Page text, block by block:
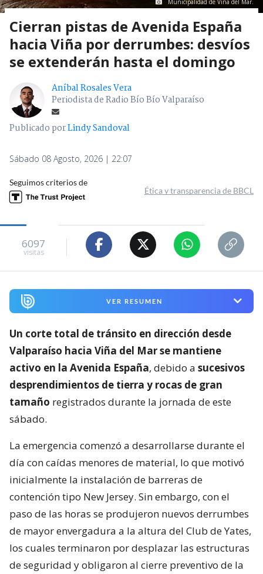
Cierran pistas de Avenida España
hacia Viña por derrumbes: desvíos
se extenderán hasta el domingo
Aníbal Rosales Vera
Periodista de Radio Bío Bío Valparaíso
Publicado porLindy Sandoval
Sábado 08 Agosto, 2026 | 22:07
Seguimos criterios de
Ética y transparencia de BBCL
6097
visitas
VER RESUMEN
Un corte total de tránsito en dirección desde
Valparaíso hacia Viña del Mar se mantiene
activo en la Avenida España, debido a sucesivos
desprendimientos de tierra y rocas de gran
tamaño registrados durante la jornada de este
sábado.
La emergencia comenzó a desarrollarse durante el
día con caídas menores de material, lo que motivó
inicialmente la instalación de barreras de
contención tipo New Jersey. Sin embargo, con el
paso de las horas se produjeron nuevos derrumbes
de mayor envergadura a la altura del Club de Yates,
los cuales terminaron por desplazar las estructuras
de seguridad y obligaron al cierre preventivo de la